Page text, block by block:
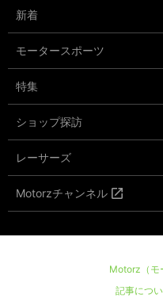
新着
モータースポーツ
特集
ショップ探訪
レーサーズ
Motorzチャンネル
Motorz（モ
記事につ